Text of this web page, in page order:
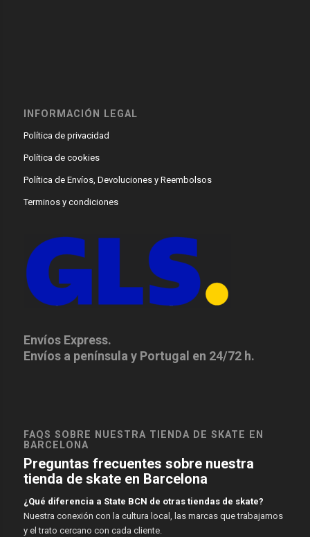
INFORMACIÓN LEGAL
Política de privacidad
Política de cookies
Política de Envíos, Devoluciones y Reembolsos
Terminos y condiciones
Envíos Express.
Envíos a península y Portugal en 24/72 h.
FAQS SOBRE NUESTRA TIENDA DE SKATE EN
BARCELONA
Preguntas frecuentes sobre nuestra
tienda de skate en Barcelona
¿Qué diferencia a State BCN de otras tiendas de skate?
Nuestra conexión con la cultura local, las marcas que trabajamos
y el trato cercano con cada cliente.